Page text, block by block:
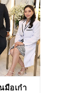
มือเก๋า